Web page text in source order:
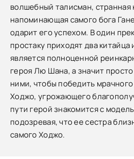
волшебный талисман, странная
напоминающая самого бога
одарит его успехом. В один
простаку приходят два
является полноценной
героя Лю Шана, а значит
ними, чтобы победить
Ходжо, угрожающего
пути герой знакомится с
подозревая, что ее сестра
самого Ходжо.